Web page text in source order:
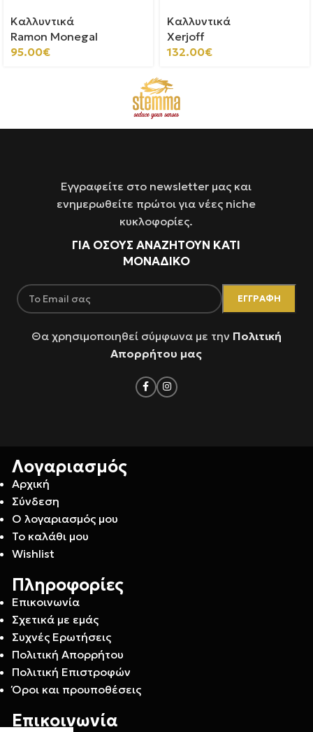
Καλλυντικά
Ramon Monegal
95.00€
Καλλυντικά
Xerjoff
132.00€
Εγγραφείτε στο newsletter μας και
ενημερωθείτε πρώτοι για νέες niche
κυκλοφορίες.
ΓΙΑ ΌΣΟΥΣ ΑΝΑΖΗΤΟΥΝ ΚΑΤΙ
ΜΟΝΑΔΙΚΟ
Θα χρησιμοποιηθεί σύμφωνα με την Πολιτική
Απορρήτου μας
Λογαριασμός
Αρχική
Σύνδεση
Ο λογαριασμός μου
Το καλάθι μου
Wishlist
Πληροφορίες
Επικοινωνία
Σχετικά με εμάς
Συχνές Ερωτήσεις
Πολιτική Απορρήτου
Πολιτική Επιστροφών
Όροι και προυποθέσεις
Επικοινωνία